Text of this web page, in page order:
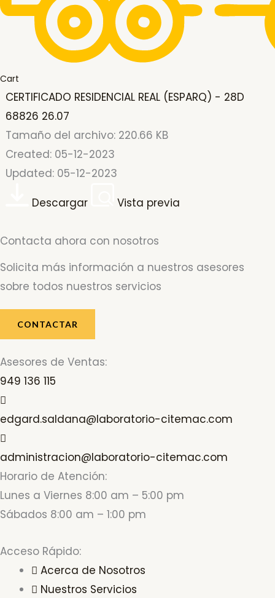
Cart
CERTIFICADO RESIDENCIAL REAL (ESPARQ) - 28D
68826 26.07
Tamaño del archivo: 220.66 KB
Created: 05-12-2023
Updated: 05-12-2023
Descargar
Vista previa
Contacta ahora con nosotros
Solicita más información a nuestros asesores
sobre todos nuestros servicios
CONTACTAR
Asesores de Ventas:
949 136 115
edgard.saldana@laboratorio-citemac.com
administracion@laboratorio-citemac.com
Horario de Atención:
Lunes a Viernes 8:00 am – 5:00 pm
Sábados 8:00 am – 1:00 pm
Acceso Rápido:
Acerca de Nosotros
Nuestros Servicios